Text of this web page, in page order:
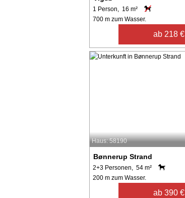
1 Person, 16 m²
700 m zum Wasser.
ab 218 €
Haus: 58190
Bønnerup Strand
2+3 Personen, 54 m²
200 m zum Wasser.
ab 390 €